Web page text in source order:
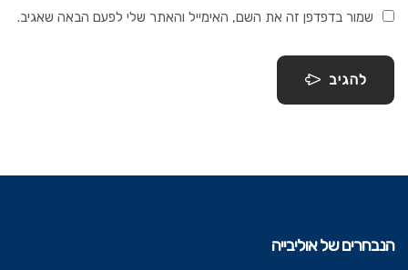
שמור בדפדפן זה את השם, האימייל והאתר שלי לפעם הבאה שאגיב.
להגיב
הנבחרים של אוליבייה